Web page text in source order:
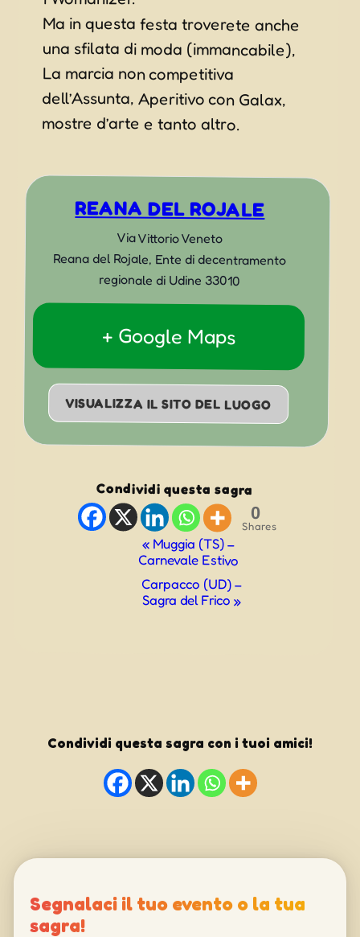
Ma in questa festa troverete anche
una sfilata di moda (immancabile),
La marcia non competitiva
dell’Assunta, Aperitivo con Galax,
mostre d’arte e tanto altro.
REANA DEL ROJALE
Via Vittorio Veneto
Reana del Rojale, Ente di decentramento
regionale di Udine 33010
+ Google Maps
VISUALIZZA IL SITO DEL LUOGO
Condividi questa sagra
0
Shares
«Muggia (TS) –
Carnevale Estivo
Carpacco (UD) –
Sagra del Frico»
Condividi questa sagra con i tuoi amici!
Segnalaci il tuo evento o la tua
sagra!